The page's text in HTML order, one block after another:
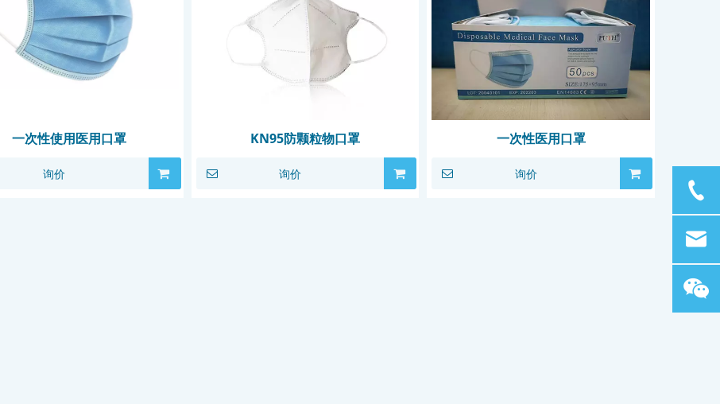
一次性使用医用口罩
询价
KN95防颗粒物口罩
询价
一次性医用口罩
询价